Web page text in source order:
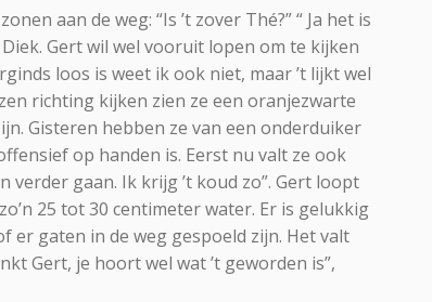
aan de weg: “Is ’t zover Thé?” “ Ja het is
Gert wil wel vooruit lopen om te kijken
loos is weet ik ook niet, maar ’t lijkt wel
richting kijken zien ze een oranjezwarte
Gisteren hebben ze van een onderduiker
op handen is. Eerst nu valt ze ook
verder gaan. Ik krijg ’t koud zo”. Gert loopt
25 tot 30 centimeter water. Er is gelukkig
er gaten in de weg gespoeld zijn. Het valt
Gert, je hoort wel wat ’t geworden is”,